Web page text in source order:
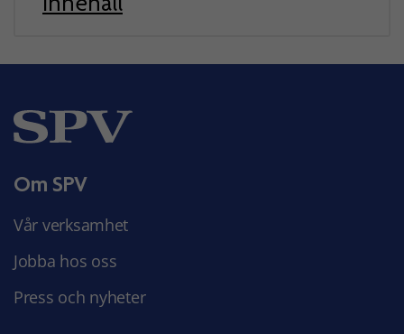
Om SPV
Vår verksamhet
Jobba hos oss
Press och nyheter